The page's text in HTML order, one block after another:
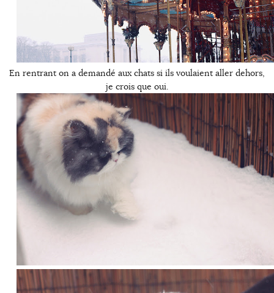
En rentrant on a demandé aux chats si ils voulaient aller dehors,
je crois que oui.